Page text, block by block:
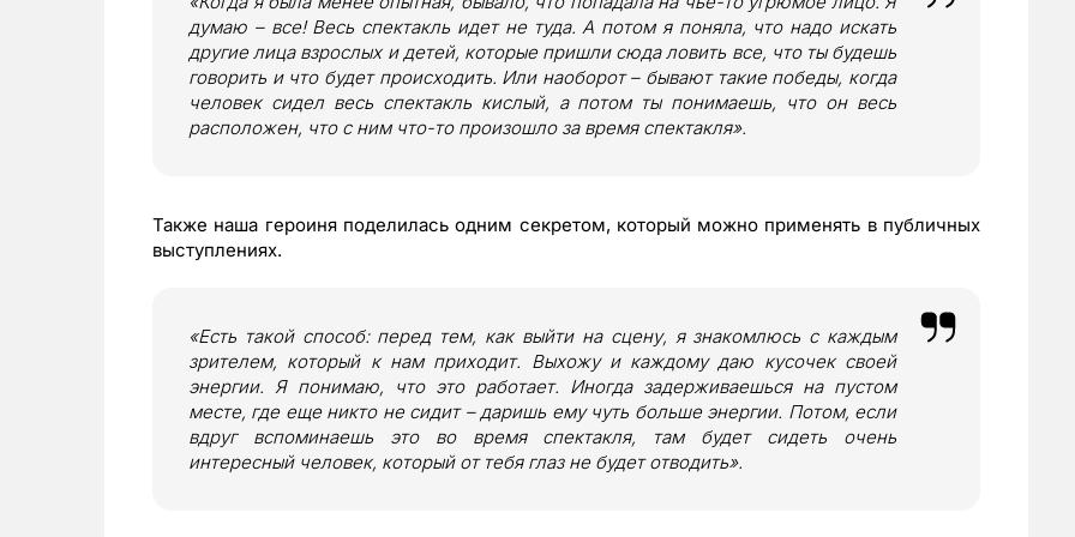
думаю – все! Весь спектакль идет не туда. А потом я поняла, что надо искать
другие лица взрослых и детей, которые пришли сюда ловить все, что ты будешь
говорить и что будет происходить. Или наоборот – бывают такие победы, когда
человек сидел весь спектакль кислый, а потом ты понимаешь, что он весь
расположен, что с ним что-то произошло за время спектакля».
Также наша героиня поделилась одним секретом, который можно применять в публичных
выступлениях.
«Есть такой способ: перед тем, как выйти на сцену, я знакомлюсь с каждым
зрителем, который к нам приходит. Выхожу и каждому даю кусочек своей
энергии. Я понимаю, что это работает. Иногда задерживаешься на пустом
месте, где еще никто не сидит – даришь ему чуть больше энергии. Потом, если
вдруг вспоминаешь это во время спектакля, там будет сидеть очень
интересный человек, который от тебя глаз не будет отводить».